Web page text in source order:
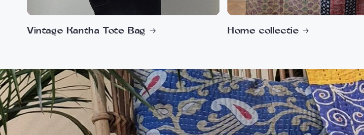
Vintage Kantha Tote Bag Home collectie